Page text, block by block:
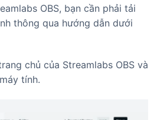
OBS, bạn cần phải tải
thông qua hướng dẫn dưới
chủ của Streamlabs OBS và
tính.